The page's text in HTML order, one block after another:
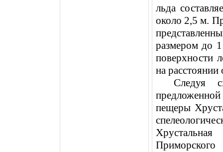
льда
около 2,5 м.
размером до
поверхности
на
Следуя
пещеры